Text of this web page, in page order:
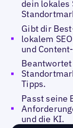
dein lokales
Gibt dir
lokalem
und
Beantwortet
Tipps.
Passt seine
und die KI.